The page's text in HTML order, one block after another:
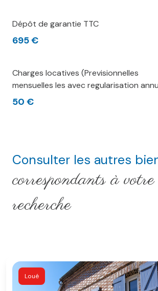
Dépôt de garantie TTC
695 €
Charges locatives (Previsionnelles
mensuelles les avec regularisation
50 €
Consulter les autres
correspondants à votre
recherche
Loué